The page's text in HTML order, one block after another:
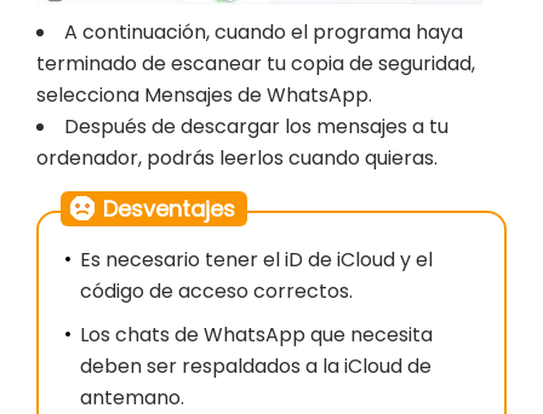
A continuación, cuando el programa haya
terminado de escanear tu copia de seguridad,
selecciona Mensajes de WhatsApp.
Después de descargar los mensajes a tu
ordenador, podrás leerlos cuando quieras.
Desventajes
Es necesario tener el iD de iCloud y el
código de acceso correctos.
Los chats de WhatsApp que necesita
deben ser respaldados a la iCloud de
antemano.